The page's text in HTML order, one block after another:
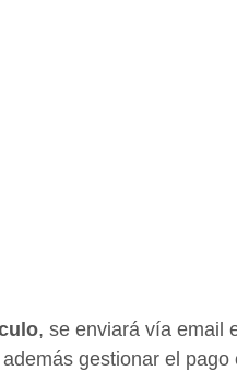
, se enviará vía email
gestionar el